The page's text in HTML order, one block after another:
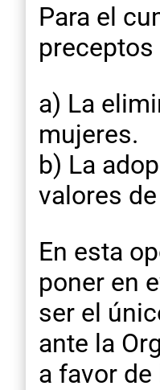
Para el
a) La
mujeres.
b) La
valores
En esta
poner en
ser el
ante la
a favor